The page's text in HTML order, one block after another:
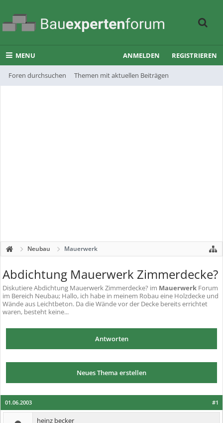
MENU
Foren durchsuchen Themen mit aktuellen Beiträgen
ANMELDEN REGISTRIEREN
Neubau Mauerwerk
Abdichtung Mauerwerk Zimmerdecke?
DiskutiereAbdichtung Mauerwerk Zimmerdecke? im Mauerwerk Forum
im Bereich Neubau; Hallo, ich habe in meinem Robau eine Holzdecke und
Wände aus Leichtbeton. Da die Wände vor der Decke bereits errichtet
waren, besteht keine...
Antworten
Neues Thema erstellen
#1
01.06.2003
heinz becker